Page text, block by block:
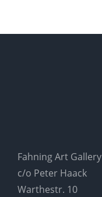
Fahning Art Gallery
c/o Peter Haack
Warthestr. 10